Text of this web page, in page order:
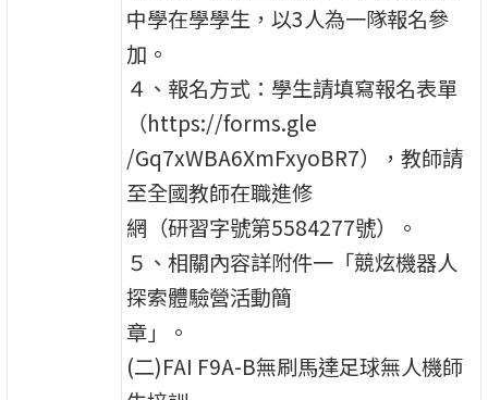
中學在學學生，以3人為一隊報名參
加。
４、報名方式：學生請填寫報名表單
（https://forms.gle
/Gq7xWBA6XmFxyoBR7），教師請
至全國教師在職進修
網（研習字號第5584277號）。
５、相關內容詳附件一「競炫機器人
探索體驗營活動簡
章」。
(二)FAI F9A-B無刷馬達足球無人機師